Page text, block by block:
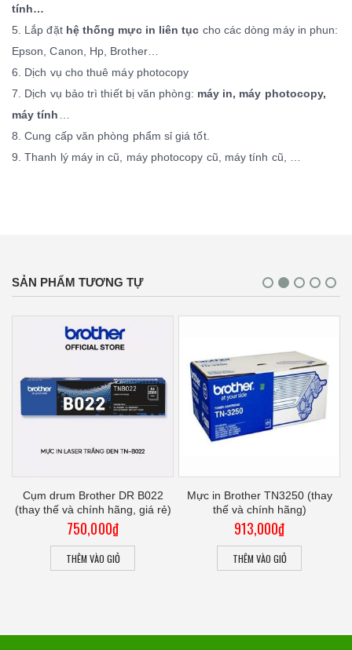
tính…
5. Lắp đặt hệ thống mực in liên tục cho các dòng máy in phun:
Epson, Canon, Hp, Brother…
6. Dịch vụ cho thuê máy photocopy
7. Dịch vụ bảo trì thiết bị văn phòng: máy in, máy photocopy,
máy tính
8. Cung cấp văn phòng phẩm sỉ giá tốt.
9. Thanh lý máy in cũ, máy photocopy cũ, máy tính cũ, …
SẢN PHẨM TƯƠNG TỰ
Cụm drum Brother DR B022
(thay thế và chính hãng, giá rẻ)
750,000₫
THÊM VÀO GIỎ
Mực in Brother TN3250 (thay
thế và chính hãng)
913,000₫
THÊM VÀO GIỎ